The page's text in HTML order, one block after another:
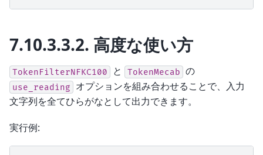
7.10.3.3.2. 高度な使い方
TokenFilterNFKC100 と TokenMecab の
use_reading
オプションを組み合わせることで、入力
文字列を全てひらがなとして出力できます。
実行例: